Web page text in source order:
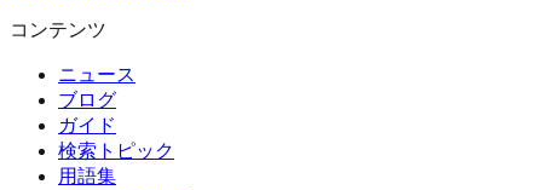
コンテンツ
ニュース
ブログ
ガイド
検索トピック
用語集